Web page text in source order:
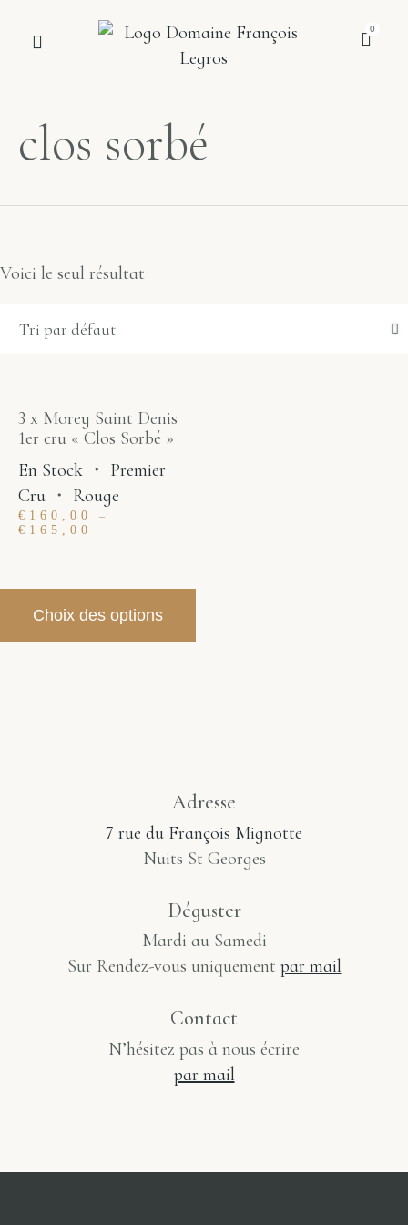
0
clos sorbé
Voici le seul résultat
3 x Morey Saint Denis
1er cru « Clos Sorbé »
En Stock ・ Premier
Cru ・ Rouge
€ 160,00 –
€ 165,00
Choix des options
Adresse
7 rue du François Mignotte
Nuits St Georges
Déguster
Mardi au Samedi
Sur Rendez-vous uniquement par mail
Contact
N’hésitez pas à nous écrire
par mail